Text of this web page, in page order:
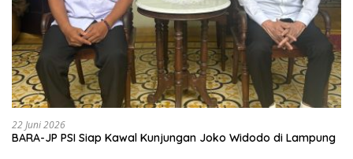
22 Juni 2026
BARA-JP PSI Siap Kawal Kunjungan Joko Widodo di Lampung